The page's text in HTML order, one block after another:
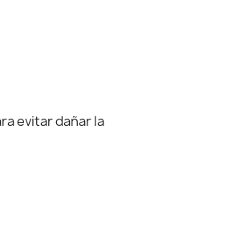
evitar dañar la